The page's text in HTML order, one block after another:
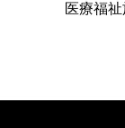
医療福